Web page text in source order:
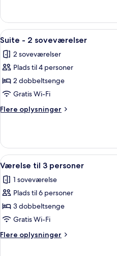
bakkeudsigt
værelse
2
balkon
bakkeudsigt
Indlæs
alle
billeder
af
Suite
-
2
soveværelser
6
Suite - 2 soveværelser
2 soveværelser
Plads til 4 personer
2 dobbeltsenge
Gratis Wi-Fi
Flere oplysninger
Flere
-
soveværelser
Indlæs
alle
billeder
af
Værelse
til
3
personer
3
Værelse til 3 personer
1 soveværelse
Plads til 6 personer
3 dobbeltsenge
Gratis Wi-Fi
Flere oplysninger
Flere